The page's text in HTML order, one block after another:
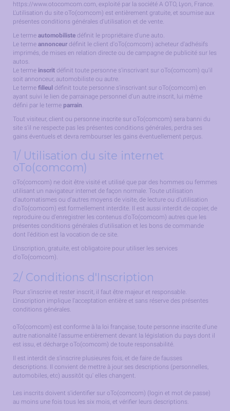
https://www.otocomcom.com, exploité par la société A OTO, Lyon, France.
L'utilisation du site oTo(comcom) est entièrement gratuite, et soumise aux
présentes conditions générales d'utilisation et de vente.
Le terme automobiliste définit le propriétaire d'une auto.
Le terme annonceur définit le client d'oTo(comcom) acheteur d'adhésifs
imprimés, de mises en relation directe ou de campagne de publicité sur les
autos.
Le terme inscrit définit toute personne s'inscrivant sur oTo(comcom) qu'il
soit annonceur, automobiliste ou autre.
Le terme filleul définit toute personne s'inscrivant sur oTo(comcom) en
ayant suivi le lien de parrainage personnel d'un autre inscrit, lui même
défini par le terme parrain.
Tout visiteur, client ou personne inscrite sur oTo(comcom) sera banni du
site s'il ne respecte pas les présentes conditions générales, perdra ses
gains éventuels et devra rembourser les gains éventuellement perçus.
1/ Utilisation du site internet
oTo(comcom)
oTo(comcom) ne doit être visité et utilisé que par des hommes ou femmes
utilisant un navigateur internet de façon normale. Toute utilisation
d'automatismes ou d'autres moyens de visite, de lecture ou d'utilisation
d'oTo(comcom) est formellement interdite. Il est aussi interdit de copier, de
reproduire ou d'enregistrer les contenus d'oTo(comcom) autres que les
présentes conditions générales d'utilisation et les bons de commande
dont l'édition est la vocation de ce site.
L'inscription, gratuite, est obligatoire pour utiliser les services
d'oTo(comcom).
2/ Conditions d'Inscription
Pour s'inscrire et rester inscrit, il faut être majeur et responsable.
L'inscription implique l'acceptation entière et sans réserve des présentes
conditions générales.
oTo(comcom) est conforme à la loi française, toute personne inscrite d'une
autre nationalité l'assume entièrement devant la législation du pays dont il
est issu, et décharge oTo(comcom) de toute responsabilité.
Il est interdit de s'inscrire plusieures fois, et de faire de fausses
descriptions. Il convient de mettre à jour ses descriptions (personnelles,
automobiles, etc) aussitôt qu' elles changent.
Les inscrits doivent s'identifier sur oTo(comcom) (login et mot de passe)
au moins une fois tous les six mois, et vérifier leurs descriptions.